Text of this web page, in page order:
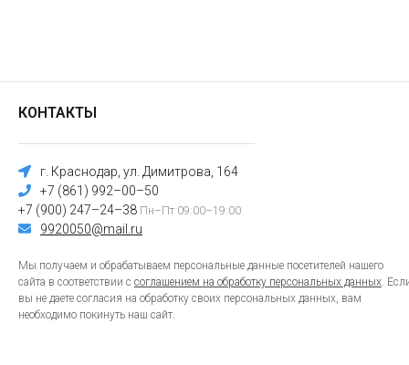
КОНТАКТЫ
г. Краснодар, ул. Димитрова, 164
+7 (861) 992–00–50
+7 (900) 247–24–38 Пн–Пт 09:00–19:00
9920050@mail.ru
Мы получаем и обрабатываем персональные данные посетителей нашего
сайта в соответствии с соглашением на обработку персональных данных.
вы не даете согласия на обработку своих персональных данных, вам
необходимо покинуть наш сайт.